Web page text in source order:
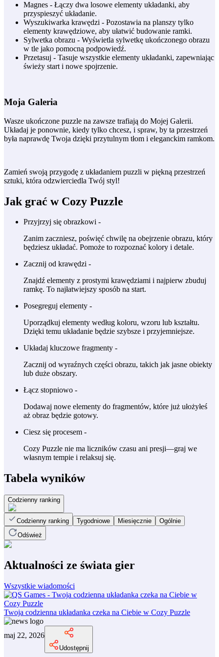
Magnes - Łączy dwa losowe elementy układanki, aby
przyspieszyć układanie.
Wyszukiwarka krawędzi - Pozostawia na planszy tylko
elementy krawędziowe, aby ułatwić budowanie ramki.
Sylwetka obrazu - Wyświetla sylwetkę ukończonego obrazu
w tle jako pomocną podpowiedź.
Przetasuj - Tasuje wszystkie elementy układanki, zapewniając
świeży start i nowe spojrzenie.
Moja Galeria
Wasze ukończone puzzle na zawsze trafiają do Mojej Galerii.
Układaj je ponownie, kiedy tylko chcesz, i spraw, by ta przestrzeń
była naprawdę Twoja dzięki przytulnym tłom i eleganckim ramkom.
Zamień swoją przygodę z układaniem puzzli w piękną przestrzeń
sztuki, która odzwierciedla Twój styl!
Jak grać w Cozy Puzzle
Przyjrzyj się obrazkowi -
Zanim zaczniesz, poświęć chwilę na obejrzenie obrazu, który
będziesz układać. Pomoże to rozpoznać kolory i detale.
Zacznij od krawędzi -
Znajdź elementy z prostymi krawędziami i najpierw zbuduj
ramkę. To najłatwiejszy sposób na start.
Posegreguj elementy -
Uporządkuj elementy według koloru, wzoru lub kształtu.
Dzięki temu układanie będzie szybsze i przyjemniejsze.
Układaj kluczowe fragmenty -
Zacznij od wyraźnych części obrazu, takich jak jasne obiekty
lub duże obszary.
Łącz stopniowo -
Dodawaj nowe elementy do fragmentów, które już ułożyłeś
aż obraz będzie gotowy.
Ciesz się procesem -
Cozy Puzzle nie ma liczników czasu ani presji—graj we
własnym tempie i relaksuj się.
Tabela wyników
Codzienny ranking
Codzienny ranking Tygodniowe Miesięcznie
Ogólnie
Odśwież
Aktualności ze świata gier
Wszystkie wiadomości
Twoja codzienna układanka czeka na Ciebie w Cozy Puzzle
maj 22, 2026
Udostępnij